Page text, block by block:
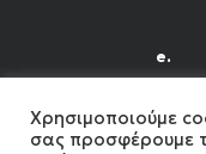
e.
Χρησιμοποιούμε
σας προσφέρουμε